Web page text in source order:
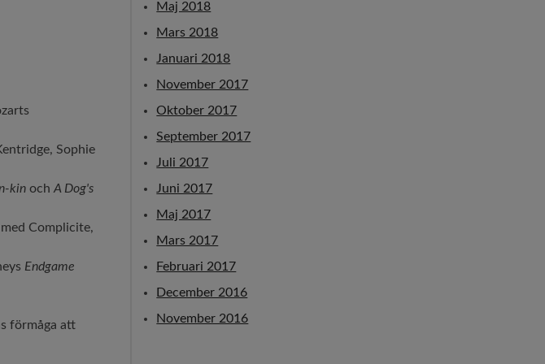
Sophie
kin och A Dog's
Complicite,
Endgame
förmåga att
Maj 2018
Mars 2018
Januari 2018
November 2017
Oktober 2017
September 2017
Juli 2017
Juni 2017
Maj 2017
Mars 2017
Februari 2017
December 2016
November 2016